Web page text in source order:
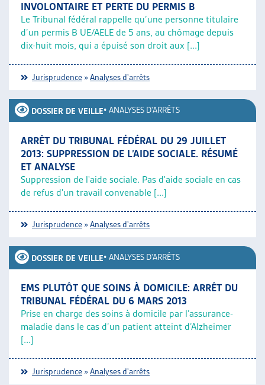
INVOLONTAIRE ET PERTE DU PERMIS B
Le Tribunal fédéral rappelle qu’une personne titulaire
d’un permis B UE/AELE de 5 ans, au chômage depuis
dix-huit mois, qui a épuisé son droit aux [...]
Jurisprudence »Analyses d'arrêts
DOSSIER DE VEILLE• ANALYSES D'ARRÊTS
ARRÊT DU TRIBUNAL FÉDÉRAL DU 29 JUILLET
2013: SUPPRESSION DE L’AIDE SOCIALE. RÉSUMÉ
ET ANALYSE
Suppression de l'aide sociale. Pas d'aide sociale en cas
de refus d'un travail convenable [...]
Jurisprudence »Analyses d'arrêts
DOSSIER DE VEILLE• ANALYSES D'ARRÊTS
EMS PLUTÔT QUE SOINS À DOMICILE: ARRÊT DU
TRIBUNAL FÉDÉRAL DU 6 MARS 2013
Prise en charge des soins à domicile par l’assurance-
maladie dans le cas d’un patient atteint d’Alzheimer
[...]
Jurisprudence »Analyses d'arrêts